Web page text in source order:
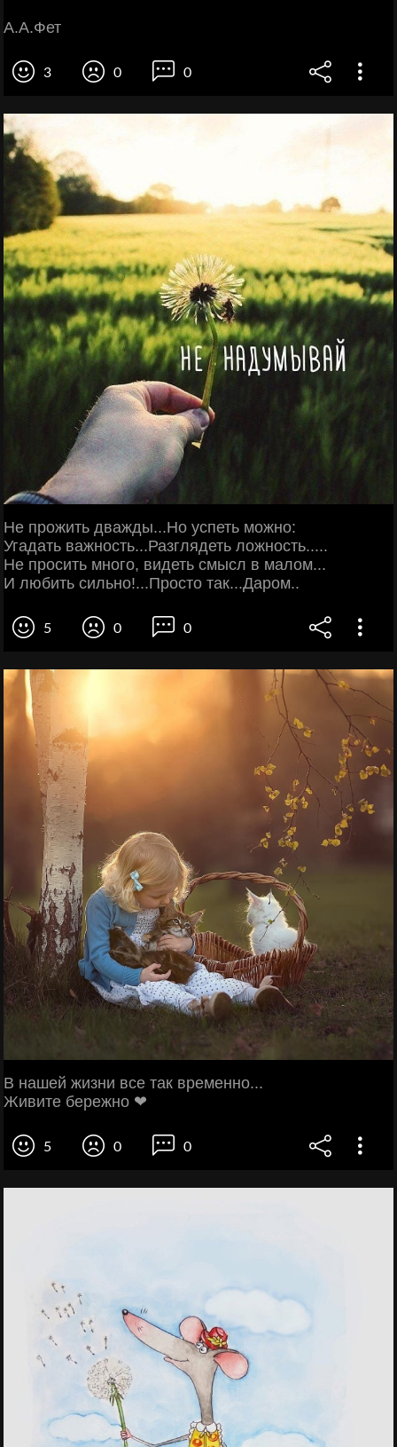
А.А.Фет
3 0 0
Не прожить дважды...Но успеть можно:
Угадать важность...Разглядеть ложность.....
Не просить много, видеть смысл в малом...
И любить сильно!...Просто так...Даром..
5 0 0
В нашей жизни все так временно...
Живите бережно ❤
5 0 0